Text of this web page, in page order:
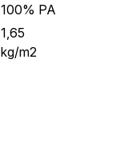
100% PA
1,65
kg/m2